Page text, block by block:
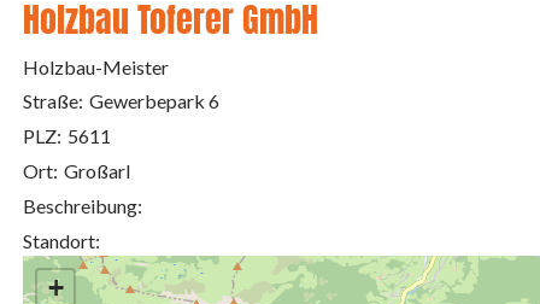
Holzbau Toferer GmbH
Holzbau-Meister
Straße: Gewerbepark 6
PLZ: 5611
Ort: Großarl
Beschreibung:
Standort:
+